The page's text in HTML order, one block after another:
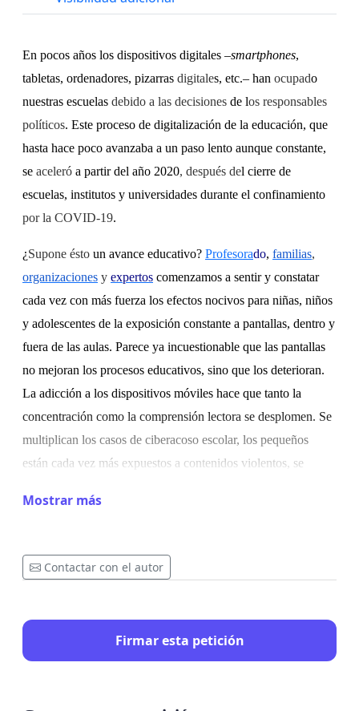
En pocos años los dispositivos digitales –smartphones,
tabletas, ordenadores, pizarras digitales, etc.– han ocupado
nuestras escuelas debido a las decisiones de los responsables
políticos. Este proceso de digitalización de la educación, que
hasta hace poco avanzaba a un paso lento aunque constante,
se aceleró a partir del año 2020, después del cierre de
escuelas, institutos y universidades durante el confinamiento
por la COVID-19.
¿Supone ésto un avance educativo? Profesorado, familias,
organizaciones y expertos comenzamos a sentir y constatar
cada vez con más fuerza los efectos nocivos para niñas, niños
y adolescentes de la exposición constante a pantallas, dentro y
fuera de las aulas. Parece ya incuestionable que las pantallas
no mejoran los procesos educativos, sino que los deterioran.
La adicción a los dispositivos móviles hace que tanto la
concentración como la comprensión lectora se desplomen. Se
multiplican los casos de ciberacoso escolar, los pequeños
están cada vez más expuestos a contenidos violentos, se
laobesidad.Recuérdese que lo ideal, hasta los seis años, es
que la introducción de dispositivos digitales en el colegio ha
sido un desastre y queestos son nocivos, venenosos, para el
los desastrosos resultados del
apunta explícitamente a las pantallas como uno de los grandes
Mostrar más
Contactar con el autor
Firmar esta petición